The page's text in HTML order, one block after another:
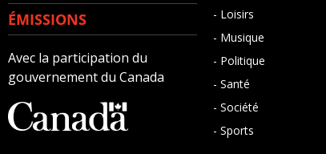
ÉMISSIONS
Avec la participation du
gouvernement du Canada
- Loisirs
- Musique
- Politique
- Santé
- Société
- Sports